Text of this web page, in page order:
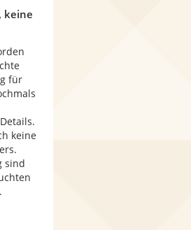
keine
für
keine
sind